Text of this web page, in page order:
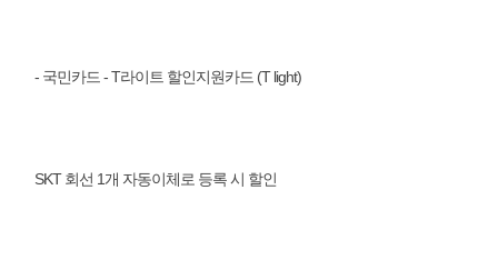
- 국민카드 - T라이트 할인지원카드 (T light)
SKT 회선 1개 자동이체로 등록 시 할인